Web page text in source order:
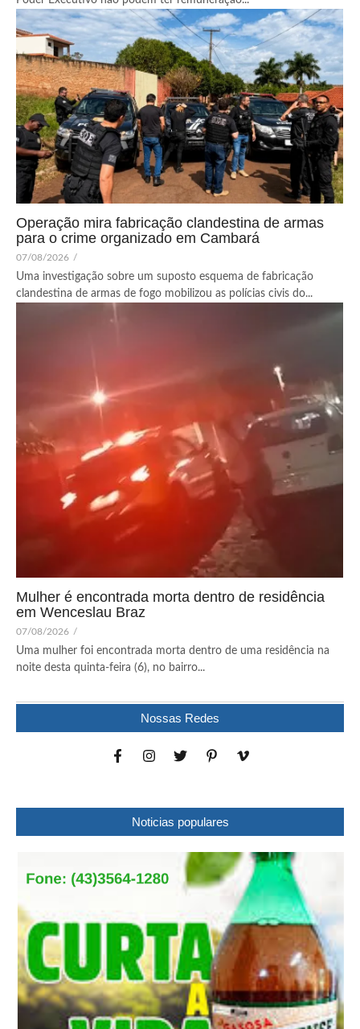
Operação mira fabricação clandestina de armas
para o crime organizado em Cambará
07/08/2026 /
Uma investigação sobre um suposto esquema de fabricação
clandestina de armas de fogo mobilizou as polícias civis do...
Mulher é encontrada morta dentro de residência
em Wenceslau Braz
07/08/2026 /
Uma mulher foi encontrada morta dentro de uma residência na
noite desta quinta-feira (6), no bairro...
Nossas Redes
Noticias populares